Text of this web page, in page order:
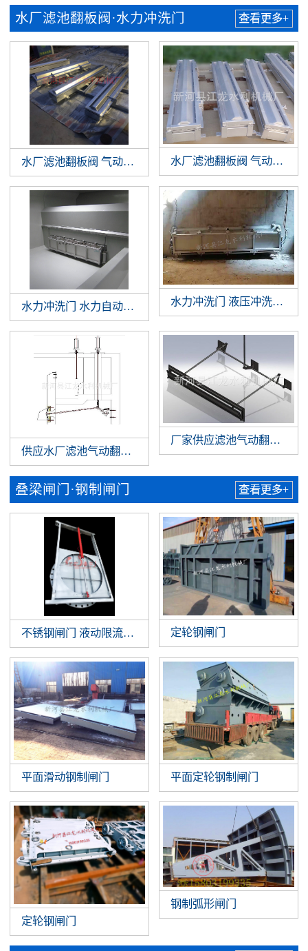
水厂滤池翻板阀·水力冲洗门 查看更多+
水厂滤池翻板阀 气动翻板阀
水力冲洗门 水力自动冲洗门 门式冲洗系统 调蓄池门式冲洗
水力冲洗门 液压冲洗拍门
供应水厂滤池气动翻板阀 滤池翻板阀 水厂气动翻板阀
厂家供应滤池气动翻板阀
叠梁闸门·钢制闸门 查看更多+
不锈钢闸门 液动限流闸门 智能液动平板闸门 截污井设备
定轮钢闸门
平面滑动钢制闸门 平面定轮钢制闸门
定轮钢闸门
钢制弧形闸门